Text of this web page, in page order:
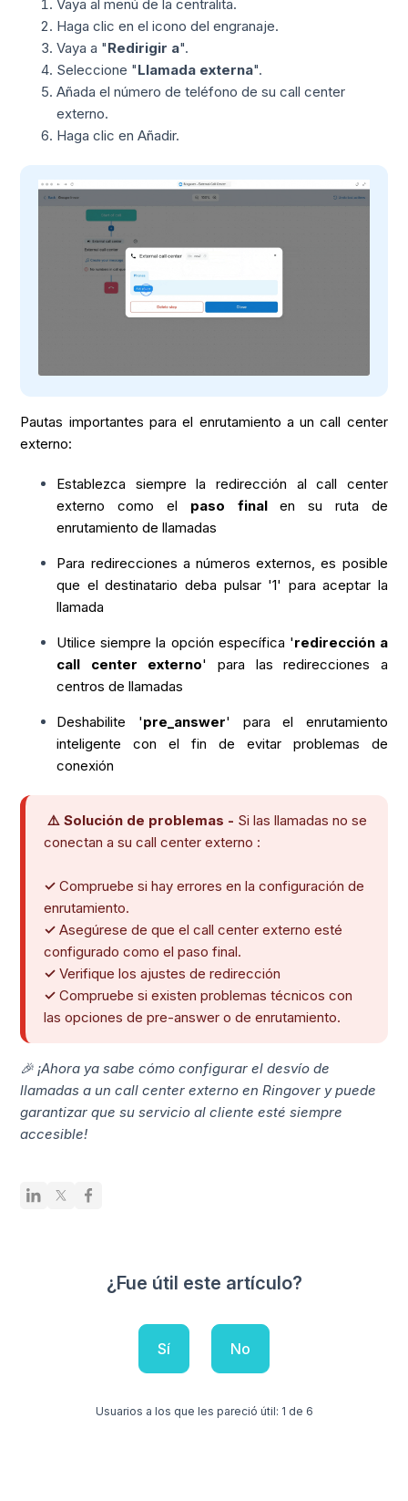
Vaya al menú de la centralita.
Haga clic en el icono del engranaje.
Vaya a "Redirigir a".
Seleccione "Llamada externa".
Añada el número de teléfono de su call center
externo.
Haga clic en Añadir.
Pautas importantes para el enrutamiento a un call center
externo:
Establezca siempre la redirección al call center
externo como el paso finalen su ruta de
enrutamiento de llamadas
Para redirecciones a números externos, es posible
que el destinatario deba pulsar '1' para aceptar la
llamada
Utilice siempre la opción específica 'redirección a
call center externo' para las redirecciones a
centros de llamadas
Deshabilite 'pre_answer' para el enrutamiento
inteligente con el fin de evitar problemas de
conexión
⚠️ Solución de problemas - Si las llamadas no se
conectan a su call center externo :
✓Compruebe si hay errores en la configuración de
enrutamiento.
✓Asegúrese de que el call center externo esté
configurado como el paso final.
✓Verifique los ajustes de redirección
✓Compruebe si existen problemas técnicos con
las opciones de pre-answer o de enrutamiento.
🎉 ¡Ahora ya sabe cómo configurar el desvío de
llamadas a un call center externo en Ringover y puede
garantizar que su servicio al cliente esté siempre
accesible!
¿Fue útil este artículo?
Sí No
Usuarios a los que les pareció útil: 1 de 6